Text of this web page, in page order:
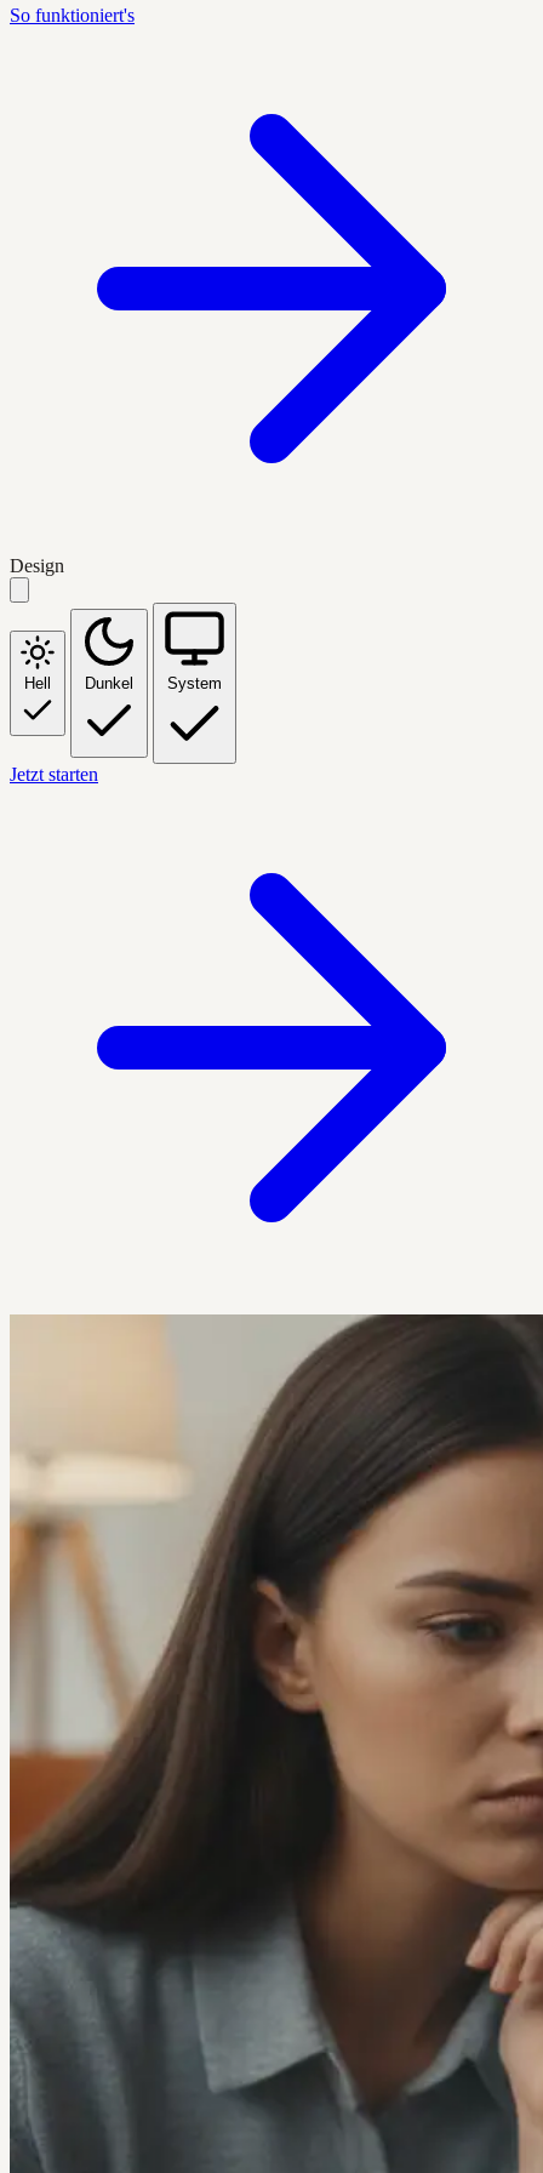
So funktioniert's
Design
Hell Dunkel System
Jetzt starten